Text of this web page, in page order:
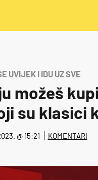
UVIJEK I IDU UZ SVE
možeš
su klasici
@ 15:21 KOMENTARI